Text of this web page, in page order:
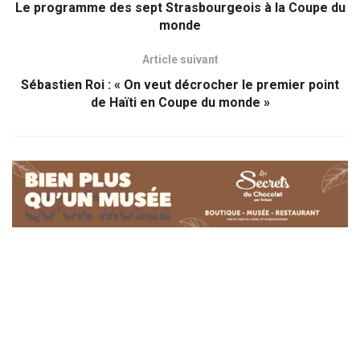
Le programme des sept Strasbourgeois à la Coupe du
monde
Article suivant
Sébastien Roi : « On veut décrocher le premier point
de Haïti en Coupe du monde »